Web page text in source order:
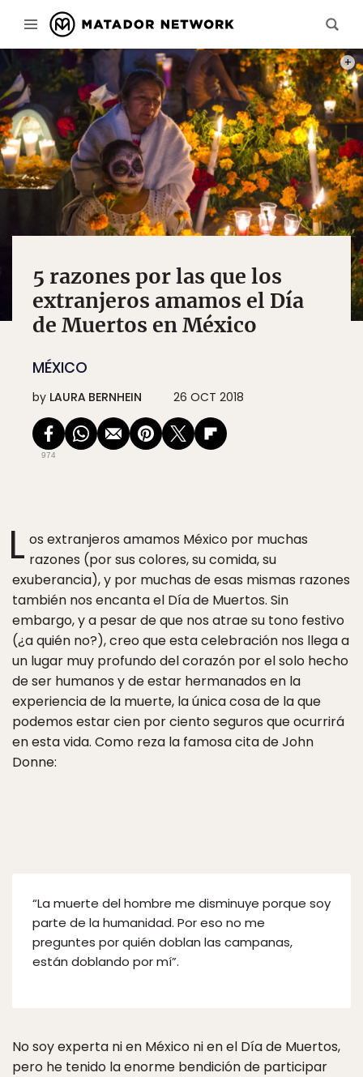
5 razones por las que los
extranjeros amamos el Día
de Muertos en México
MÉXICO
by LAURA BERNHEIN 26 OCT 2018
974
L os extranjeros amamos México por muchas
razones (por sus colores, su comida, su
exuberancia), y por muchas de esas mismas razones
también nos encanta el Día de Muertos. Sin
embargo, y a pesar de que nos atrae su tono festivo
(¿a quién no?), creo que esta celebración nos llega a
un lugar muy profundo del corazón por el solo hecho
de ser humanos y de estar hermanados en la
experiencia de la muerte, la única cosa de la que
podemos estar cien por ciento seguros que ocurrirá
en esta vida. Como reza la famosa cita de John
Donne:
“La muerte del hombre me disminuye porque soy
parte de la humanidad. Por eso no me
preguntes por quién doblan las campanas,
están doblando por mí”.
No soy experta ni en México ni en el Día de Muertos,
pero he tenido la enorme bendición de participar